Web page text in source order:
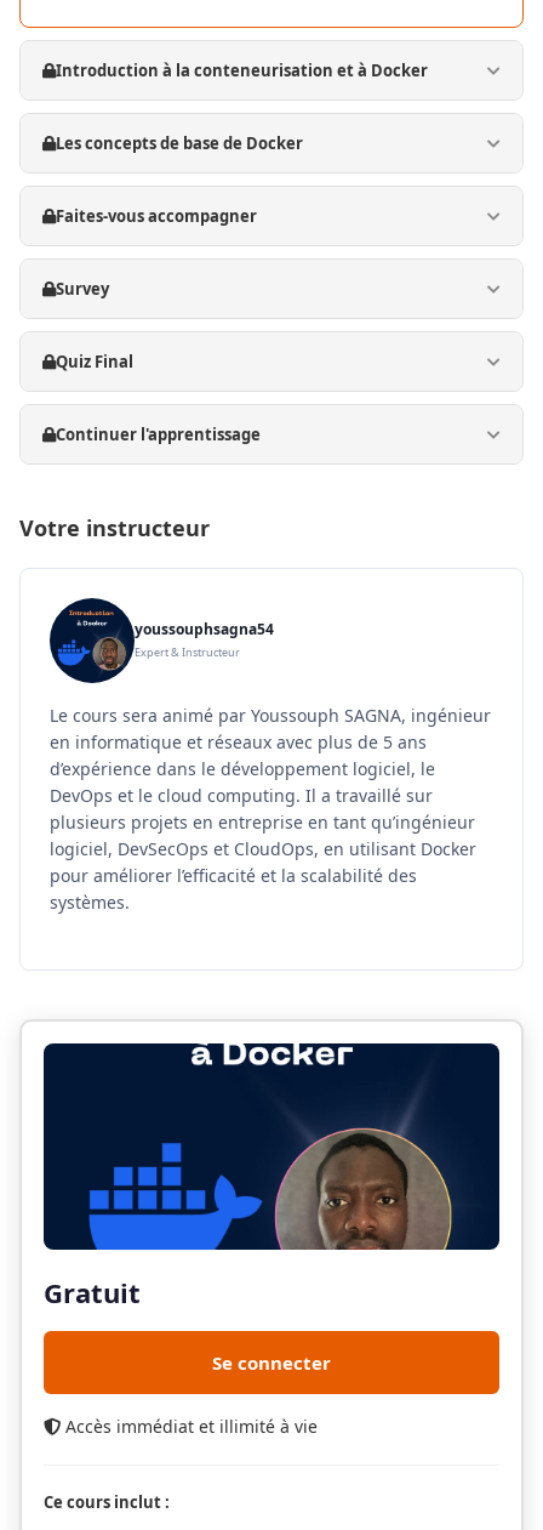
Introduction à la conteneurisation et à Docker
Les concepts de base de Docker
Faites-vous accompagner
Survey
Quiz Final
Continuer l'apprentissage
Votre instructeur
youssouphsagna54
Expert & Instructeur
Le cours sera animé par Youssouph SAGNA, ingénieur
en informatique et réseaux avec plus de 5 ans
d’expérience dans le développement logiciel, le
DevOps et le cloud computing. Il a travaillé sur
plusieurs projets en entreprise en tant qu’ingénieur
logiciel, DevSecOps et CloudOps, en utilisant Docker
pour améliorer l’efficacité et la scalabilité des
systèmes.
Gratuit
Se connecter
Accès immédiat et illimité à vie
Ce cours inclut :